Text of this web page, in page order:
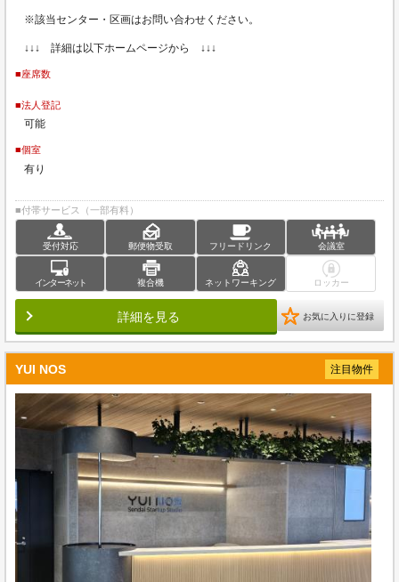
※該当センター・区画はお問い合わせください。
↓↓↓ 詳細は以下ホームページから ↓↓↓
■座席数
■法人登記
可能
■個室
有り
■付帯サービス（一部有料）
受付対応 郵便物受取 フリードリンク 会議室
インターネット 複合機 ネットワーキング ロッカー
詳細を見る お気に入りに登録
YUI NOS 注目物件